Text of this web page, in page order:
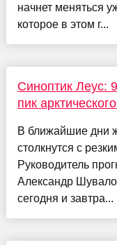
начнет меняться
которое в этом г...
Синоптик Леус:
пик
В ближайшие дни
столкнутся с
Руководитель
Александр
сегодня и завтра...